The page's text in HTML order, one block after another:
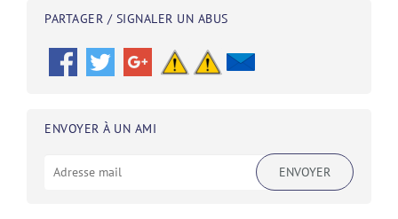
PARTAGER / SIGNALER UN ABUS
ENVOYER À UN AMI
ENVOYER